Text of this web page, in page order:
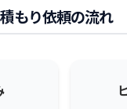
核となる機器で、発
MPPT制御）や系
ています。耐用年数
目安で、定期的な点
ます。蓄電池と組み
間や悪天候時でも蓄
きます。ただし、使
電量・蓄電池容量
もり依頼の流れ